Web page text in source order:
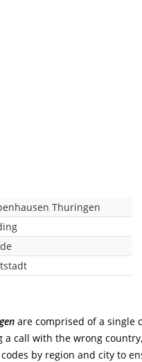
Thuringen
are comprised of a single
call with the wrong
by region and city to